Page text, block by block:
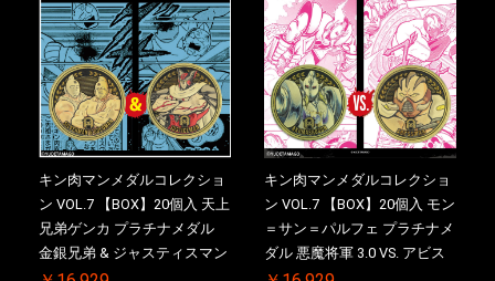
キン肉マンメダルコレクショ
ン VOL.7 【BOX】20個入 天上
兄弟ゲンカ プラチナメダル
金銀兄弟 & ジャスティスマン
2.0 ケース付き【初回購入特
キン肉マンメダルコレクショ
ン VOL.7 【BOX】20個入 モン
＝サン＝パルフェ プラチナメ
ダル 悪魔将軍 3.0 VS. アビス
マン【初回購入特典 】